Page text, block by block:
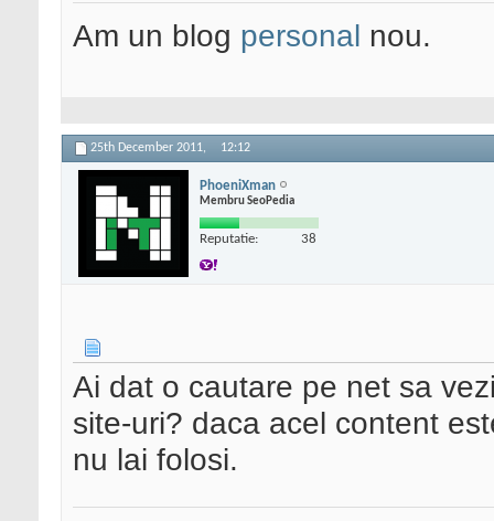
Am un blog personal nou.
25th December 2011, 12:12
PhoeniXman
Membru SeoPedia
Reputatie: 38
Ai dat o cautare pe net sa
site-uri? daca acel content
nu lai folosi.